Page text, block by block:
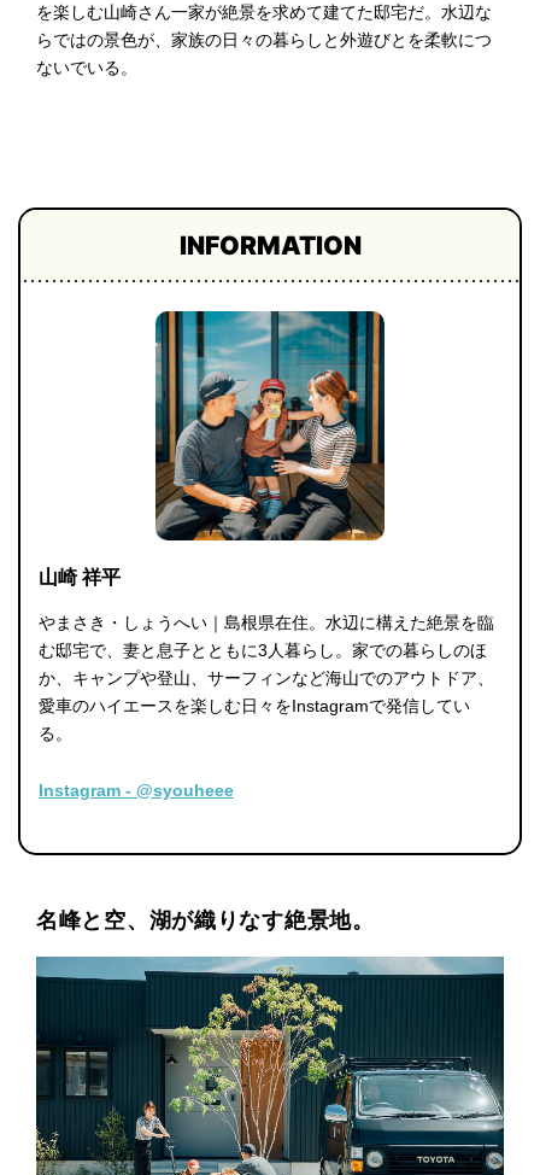
企業の
方へ
を楽しむ山崎さん一家が絶景を求めて建てた邸宅だ。水辺な
らではの景色が、家族の日々の暮らしと外遊びとを柔軟につ
ないでいる。
INFORMATION
山崎 祥平
やまさき・しょうへい｜島根県在住。水辺に構えた絶景を臨
む邸宅で、妻と息子とともに3人暮らし。家での暮らしのほ
か、キャンプや登山、サーフィンなど海山でのアウトドア、
愛車のハイエースを楽しむ日々をInstagramで発信してい
る。
Instagram - @syouheee
名峰と空、湖が織りなす絶景地。